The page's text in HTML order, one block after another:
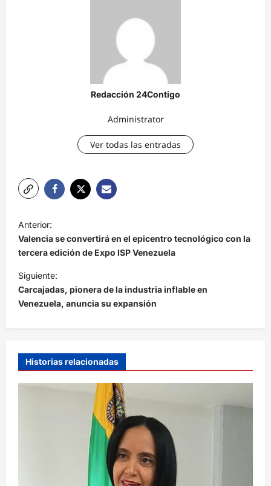
Redacción 24Contigo
Administrator
Ver todas las entradas
a
v
e
g
a
c
ó
n
Anterior:
Valencia se convertirá en el epicentro tecnológico con la
tercera edición de Expo ISP Venezuela
Siguiente:
Carcajadas, pionera de la industria inflable en
Venezuela, anuncia su expansión
Historias relacionadas